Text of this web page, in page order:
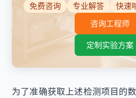
免费咨询 专业解答
快速
咨询工程师
定制实验方案
为了准确获取上述检测项目的